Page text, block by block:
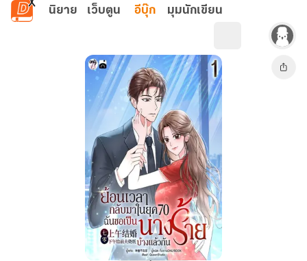
ข้ามไปยังเนื้อหาหลัก
นิยาย เว็บตูน อีบุ๊ก มุมนักเขียน